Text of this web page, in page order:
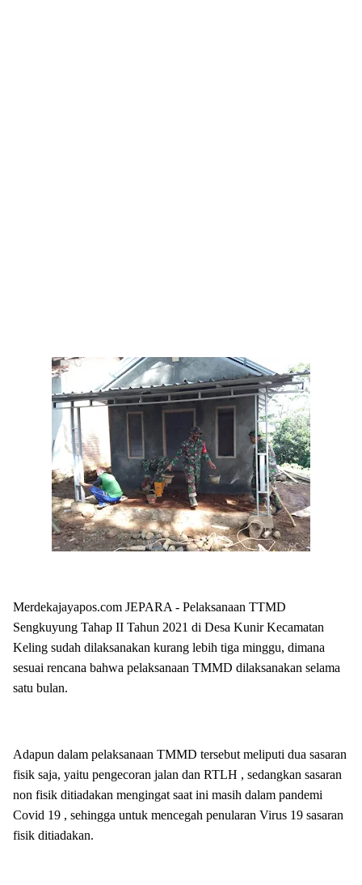
Merdekajayapos.com JEPARA - Pelaksanaan TTMD
Sengkuyung Tahap II Tahun 2021 di Desa Kunir Kecamatan
Keling sudah dilaksanakan kurang lebih tiga minggu, dimana
sesuai rencana bahwa pelaksanaan TMMD dilaksanakan selama
satu bulan.
Adapun dalam pelaksanaan TMMD tersebut meliputi dua sasaran
fisik saja, yaitu pengecoran jalan dan RTLH , sedangkan sasaran
non fisik ditiadakan mengingat saat ini masih dalam pandemi
Covid 19 , sehingga untuk mencegah penularan Virus 19 sasaran
fisik ditiadakan.